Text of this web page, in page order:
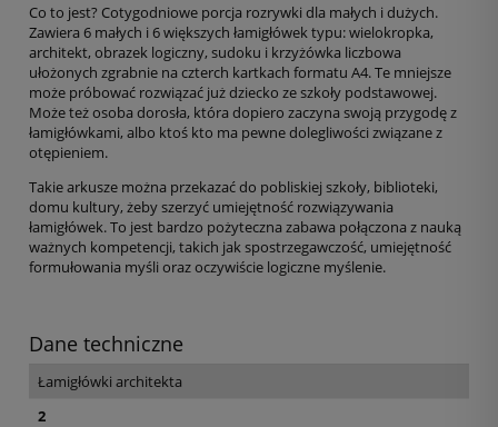
Co to jest? Cotygodniowe porcja rozrywki dla małych i dużych.
Zawiera 6 małych i 6 większych łamigłówek typu: wielokropka,
architekt, obrazek logiczny, sudoku i krzyżówka liczbowa
ułożonych zgrabnie na czterch kartkach formatu A4. Te mniejsze
może próbować rozwiązać już dziecko ze szkoły podstawowej.
Może też osoba dorosła, która dopiero zaczyna swoją przygodę z
łamigłówkami, albo ktoś kto ma pewne dolegliwości związane z
otępieniem.
Takie arkusze można przekazać do pobliskiej szkoły, biblioteki,
domu kultury, żeby szerzyć umiejętność rozwiązywania
łamigłówek. To jest bardzo pożyteczna zabawa połączona z nauką
ważnych kompetencji, takich jak spostrzegawczość, umiejętność
formułowania myśli oraz oczywiście logiczne myślenie.
Dane techniczne
Łamigłówki architekta
2